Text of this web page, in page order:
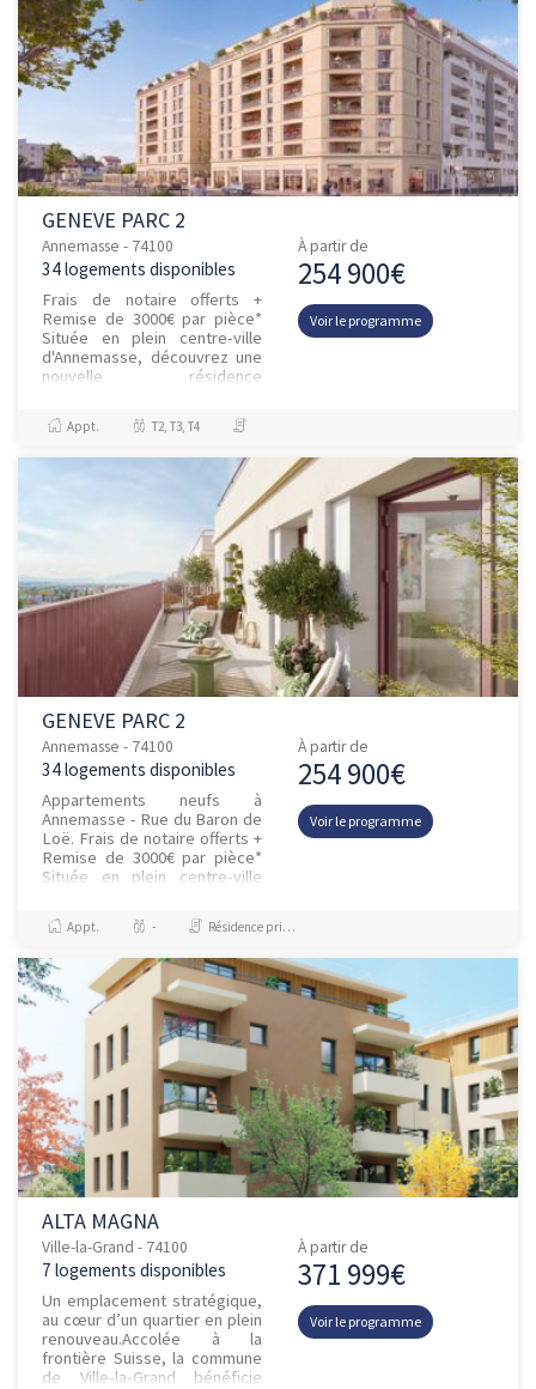
GENEVE PARC 2
Annemasse - 74100
34 logements disponibles
Frais de notaire offerts +
Remise de 3000€ par pièce*
Située en plein centre-ville
d'Annemasse, découvrez une
nouvelle résidence
Baron de Loë. À seulement
300...
À partir de
254 900€
Voir le programme
Appt. T2, T3, T4
GENEVE PARC 2
Annemasse - 74100
34 logements disponibles
Appartements neufs à
Annemasse - Rue du Baron de
Loë. Frais de notaire offerts +
Remise de 3000€ par pièce*
Située en plein centre-ville
nouvelle résidence i...
À partir de
254 900€
Voir le programme
Appt. - Résidence principale / PTZ
ALTA MAGNA
Ville-la-Grand - 74100
7 logements disponibles
Un emplacement stratégique,
au cœur d’un quartier en plein
renouveau.Accolée à la
frontière Suisse, la commune
de Ville-la-Grand bénéficie
À partir de
371 999€
Voir le programme